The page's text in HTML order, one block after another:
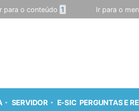
para o conteúdo 1 Ir para o
SERVIDOR E-SIC PERGUNTAS E